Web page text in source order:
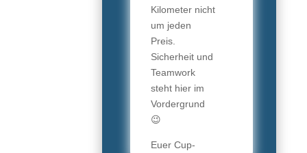
Kilometer nicht
um jeden
Preis.
Sicherheit und
Teamwork
steht hier im
Vordergrund
😉
Euer Cup-